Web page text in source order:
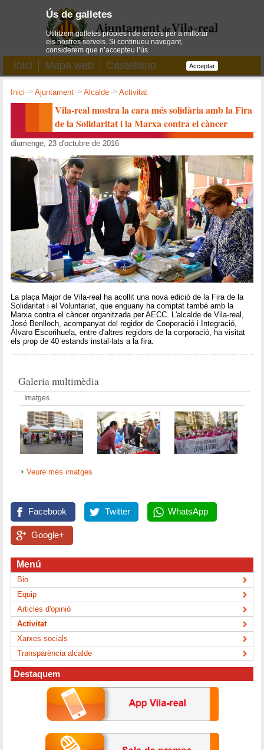
Inici Mapa web Castellano
Inici ->Ajuntament ->Alcalde ->Activitat
Vila-real mostra la cara més solidària amb la Fira
de la Solidaritat i la Marxa contra el càncer
diumenge, 23 d'octubre de 2016
La plaça Major de Vila-real ha acollit una nova edició de la Fira de la
Solidaritat i el Voluntariat, que enguany ha comptat també amb la
Marxa contra el càncer organitzada per AECC. L'alcalde de Vila-real,
José Benlloch, acompanyat del regidor de Cooperació i Integració,
Álvaro Escorihuela, entre d'altres regidors de la corporació, ha visitat
els prop de 40 estands instal·lats a la fira.
Galeria multimèdia
Imatges
Veure més imatges
Facebook Twitter WhatsApp
Google+
Menú
Bio
Equip
Articles d'opinió
Activitat
Xarxes socials
Transparència alcalde
Destaquem
Ús de galletes
Utilitzem galletes pròpies i de tercers per a millorar
els nostres serveis. Si continueu navegant,
considerem que n’accepteu l’ús.
Acceptar